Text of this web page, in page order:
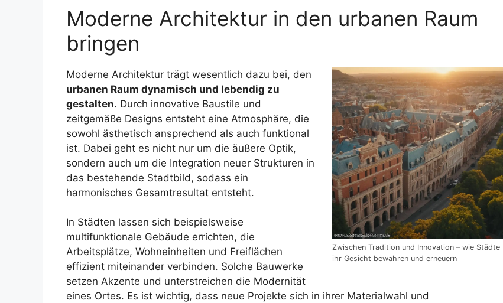
Moderne Architektur in den urbanen Raum
bringen
Zwischen Tradition und Innovation – wie Städte
ihr Gesicht bewahren und erneuern
Moderne Architektur trägt wesentlich dazu bei, den
urbanen Raum dynamisch und lebendig zu
gestalten. Durch innovative Baustile und
zeitgemäße Designs entsteht eine Atmosphäre, die
sowohl ästhetisch ansprechend als auch funktional
ist. Dabei geht es nicht nur um die äußere Optik,
sondern auch um die Integration neuer Strukturen in
das bestehende Stadtbild, sodass ein
harmonisches Gesamtresultat entsteht.
In Städten lassen sich beispielsweise
multifunktionale Gebäude errichten, die
Arbeitsplätze, Wohneinheiten und Freiflächen
effizient miteinander verbinden. Solche Bauwerke
setzen Akzente und unterstreichen die Modernität
eines Ortes. Es ist wichtig, dass neue Projekte sich in ihrer Materialwahl und